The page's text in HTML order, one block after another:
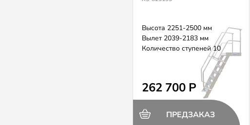
Высота 2251-2500 мм
Вылет 2039-2183 мм
Количество ступеней 10
262 700 Р
ПРЕДЗАКАЗ